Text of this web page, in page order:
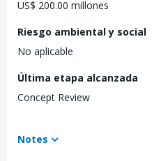
US$ 200.00 millones
Riesgo ambiental y social
No aplicable
Última etapa alcanzada
Concept Review
Notes